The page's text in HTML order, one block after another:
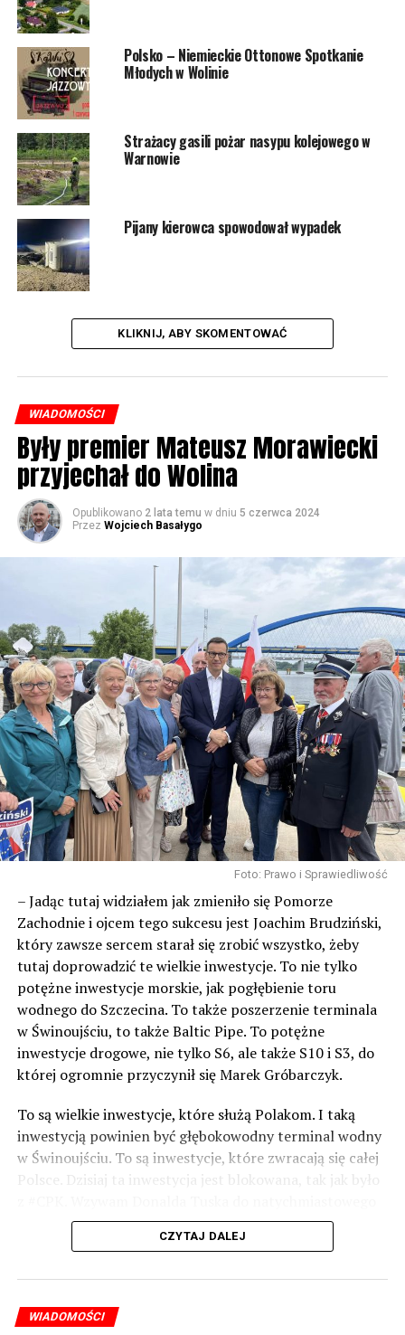
Polsko – Niemieckie Ottonowe Spotkanie
Młodych w Wolinie
Strażacy gasili pożar nasypu kolejowego w
Warnowie
Pijany kierowca spowodował wypadek
KLIKNIJ, ABY SKOMENTOWAĆ
WIADOMOŚCI
Były premier Mateusz Morawiecki
przyjechał do Wolina
Opublikowano 2 lata temu w dniu 5 czerwca 2024
Przez Wojciech Basałygo
Foto: Prawo i Sprawiedliwość
– Jadąc tutaj widziałem jak zmieniło się Pomorze
Zachodnie i ojcem tego sukcesu jest Joachim Brudziński,
który zawsze sercem starał się zrobić wszystko, żeby
tutaj doprowadzić te wielkie inwestycje. To nie tylko
potężne inwestycje morskie, jak pogłębienie toru
wodnego do Szczecina. To także poszerzenie terminala
w Świnoujściu, to także Baltic Pipe. To potężne
inwestycje drogowe, nie tylko S6, ale także S10 i S3, do
której ogromnie przyczynił się Marek Gróbarczyk.
To są wielkie inwestycje, które służą Polakom. I taką
inwestycją powinien być głębokowodny terminal wodny
w Świnoujściu. To są inwestycje, które zwracają się całej
Polsce. Dzisiaj ta inwestycja jest blokowana, tak jak było
odblokowania CPK.
wykorzystać wspaniały potencjał Zachodniego Pomorza,
o którym śp. Lech Kaczyński powiedział, że jest naszą
racją stanu. Warto zagłosować na kandydatów PiS 9
CZYTAJ DALEJ
WIADOMOŚCI